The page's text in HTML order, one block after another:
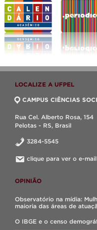
LOCALIZE A UFPEL
CAMPUS CIÊNCIAS
Rua Cel. Alberto Rosa, 154
Pelotas - RS, Brasil
3284-5545
clique para ver o e-mail
OPINIÃO
Observatório na mídia:
maioria das áreas de
O IBGE e o censo